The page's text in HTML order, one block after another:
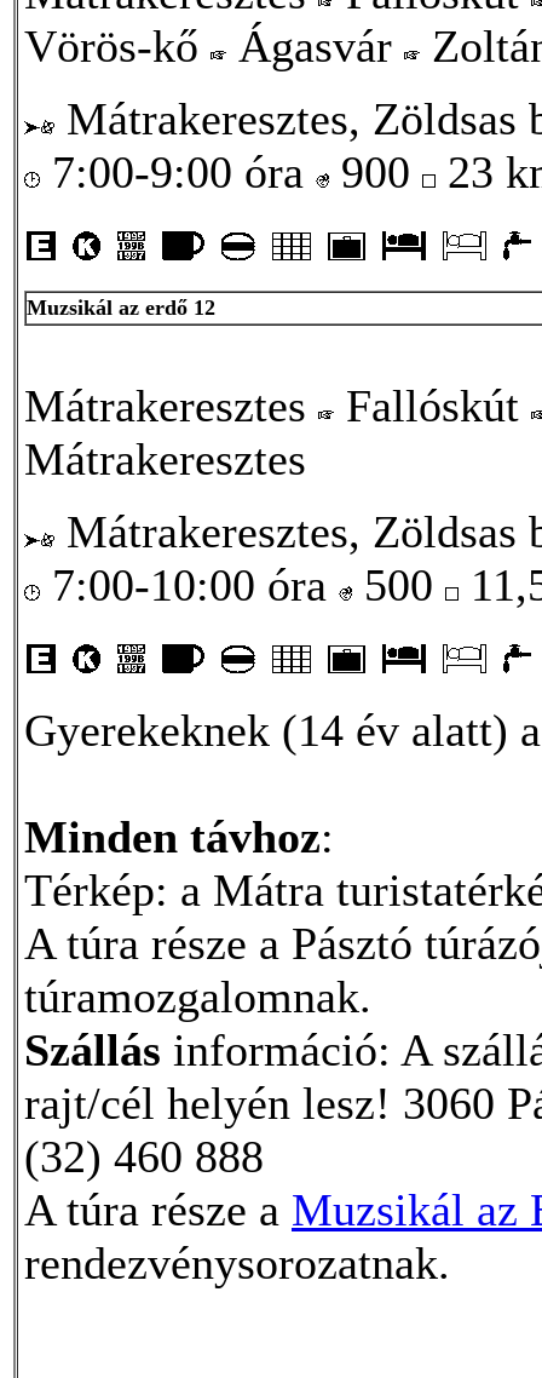
Vörös-kő
Ágasvár
Mátrakeresztes, Zöldsas
7:00-9:00 óra
900 23
Muzsikál az erdő 12
Mátrakeresztes
Fallóskút
Mátrakeresztes
Mátrakeresztes, Zöldsas
7:00-10:00 óra
500
Gyerekeknek (14 év alatt)
Minden távhoz:
Térkép: a Mátra
A túra része a Pásztó
túramozgalomnak.
Szállás információ: A
rajt/cél helyén lesz! 3060
(32) 460 888
A túra része a Muzsikál az
rendezvénysorozatnak.